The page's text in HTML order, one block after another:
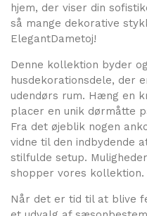
hjem, der viser din
så mange dekorative
ElegantDametoj!
Denne kollektion byder
husdekorationsdele, der
udendørs rum. Hæng en
placer en unik dørmåtte
Fra det øjeblik nogen
vidne til den
stilfulde setup.
shopper vores kollektion.
Når det er tid til at blive